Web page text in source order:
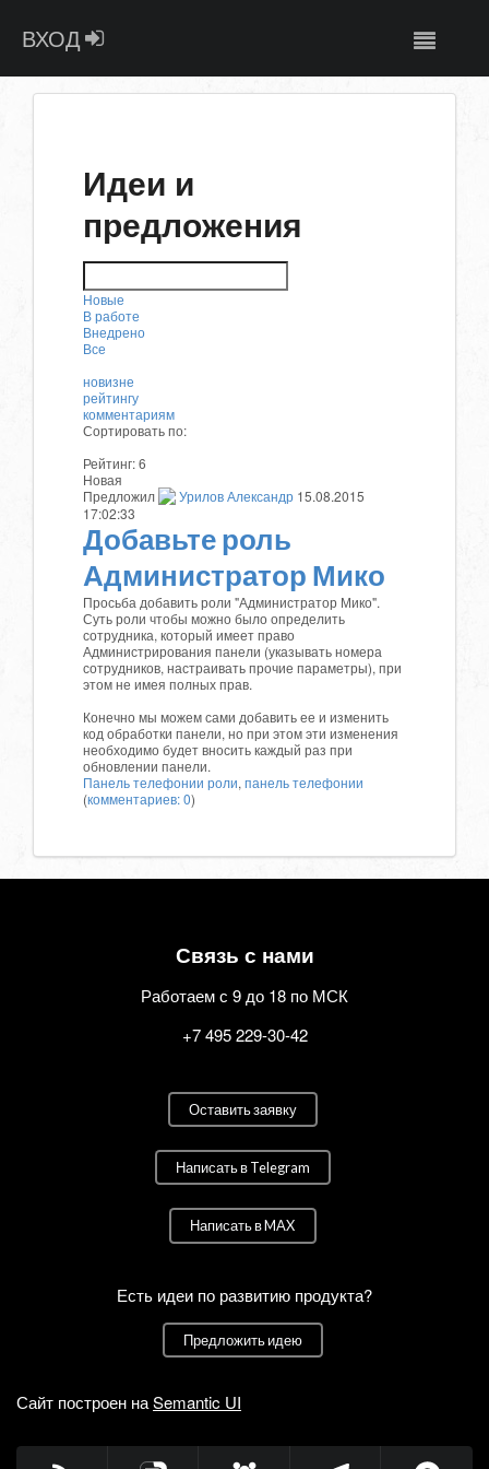
ВХОД
Идеи и
предложения
Новые
В работе
Внедрено
Все
новизне
рейтингу
комментариям
Сортировать по:
Рейтинг:6
Новая
Предложил
Урилов Александр 15.08.2015
17:02:33
Добавьте роль
Администратор Мико
Просьба добавить роли "Администратор Мико".
Суть роли чтобы можно было определить
сотрудника, который имеет право
Администрирования панели (указывать номера
сотрудников, настраивать прочие параметры), при
этом не имея полных прав.
Конечно мы можем сами добавить ее и изменить
код обработки панели, но при этом эти изменения
необходимо будет вносить каждый раз при
обновлении панели.
Панель телефонии роли, панель телефонии
(комментариев: 0)
Связь с нами
Работаем с 9 до 18 по МСК
+7 495 229-30-42
Оставить заявку
Написать в Telegram
Написать в MAX
Есть идеи по развитию продукта?
Предложить идею
Сайт построен наSemantic UI